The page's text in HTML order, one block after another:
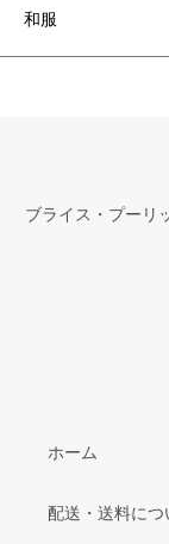
和服
ブライス・プーリ
ホーム
配送・送料につ